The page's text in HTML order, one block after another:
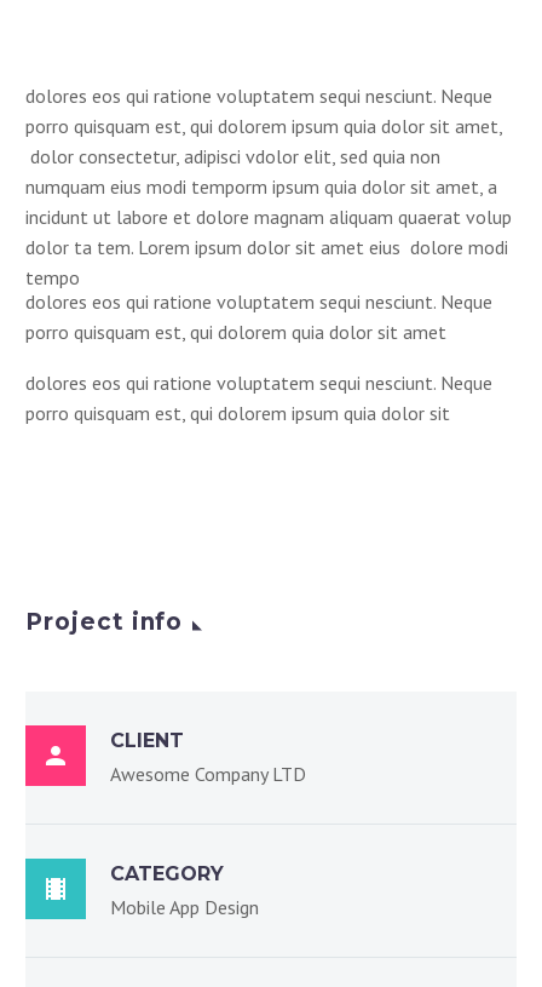
dolores eos qui ratione voluptatem sequi nesciunt. Neque
porro quisquam est, qui dolorem ipsum quia dolor sit amet,
dolor consectetur, adipisci vdolor elit, sed quia non
numquam eius modi temporm ipsum quia dolor sit amet, a
incidunt ut labore et dolore magnam aliquam quaerat volup
dolor ta tem. Lorem ipsum dolor sit amet eius dolore modi
tempo
dolores eos qui ratione voluptatem sequi nesciunt. Neque
porro quisquam est, qui dolorem quia dolor sit amet
dolores eos qui ratione voluptatem sequi nesciunt. Neque
porro quisquam est, qui dolorem ipsum quia dolor sit
Project info

CLIENT
Awesome Company LTD

CATEGORY
Mobile App Design